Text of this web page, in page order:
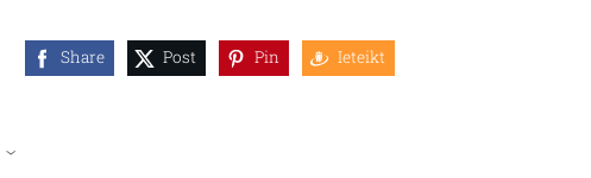
›
Share Post Pin Ieteikt